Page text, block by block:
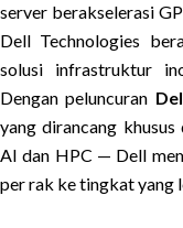
server berakselerasi
Dell Technologies
solusi infrastruktur
Dengan peluncuran
yang dirancang khusus
AI dan HPC — Dell
per rak ke tingkat yang